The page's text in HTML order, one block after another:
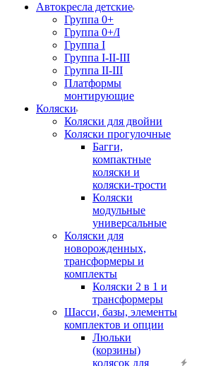
Автокресла детские
Группа 0+
Группа 0+/I
Группа I
Группа I-II-III
Группа II-III
Платформы
монтирующие
Коляски
Коляски для двойни
Коляски прогулочные
Багги,
компактные
коляски и
коляски-трости
Коляски
модульные
универсальные
Коляски для
новорожденных,
трансформеры и
комплекты
Коляски 2 в 1 и
трансформеры
Шасси, базы, элементы
комплектов и опции
Люльки
(корзины)
колясок для